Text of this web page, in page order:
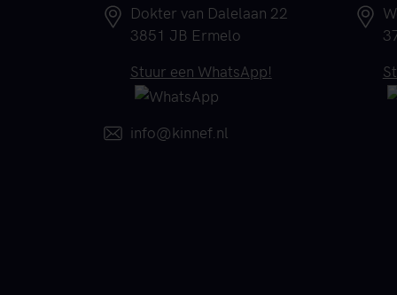
Adres
Dokter van Dalelaan 22
3851 JB Ermelo
Telefoonnummer
Stuur een WhatsApp!
E-mail
info@kinnef.nl